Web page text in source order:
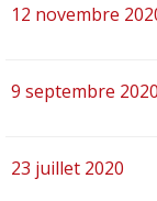
12 novembre
9 septembre 2020
23 juillet 2020